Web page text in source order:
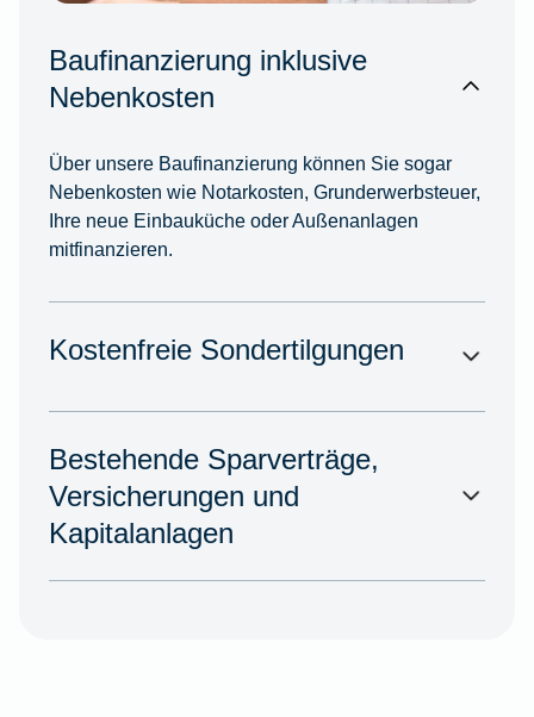
Baufinanzierung inklusive
Nebenkosten
Über unsere Baufinanzierung können Sie sogar
Nebenkosten wie Notarkosten, Grunderwerbsteuer,
Ihre neue Einbauküche oder Außenanlagen
mitfinanzieren.
Kostenfreie Sondertilgungen
Bestehende Sparverträge,
Versicherungen und
Kapitalanlagen